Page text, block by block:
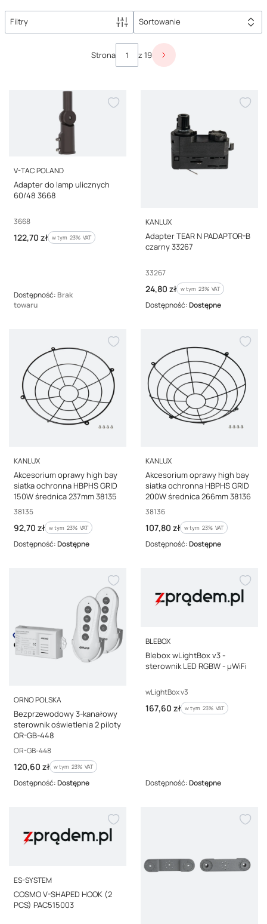
Filtry Sortowanie
Lista produktówStrona z 19 Następne produkty
PRODUCENT
V-TAC POLAND
Adapter do lamp ulicznych
60/48 3668
Kod producenta
3668
Cena brutto
122,70 zł w tym %s VAT
w tym 23% VAT
Dostępność: Brak
towaru
PRODUCENT
KANLUX
Adapter TEAR N PADAPTOR-B
czarny 33267
Kod producenta
33267
Cena brutto
24,80 zł w tym %s VAT
w tym 23% VAT
Dostępność:Dostępne
PRODUCENT
KANLUX
Akcesorium oprawy high bay
siatka ochronna HBPHS GRID
150W średnica 237mm 38135
Kod producenta
38135
Cena brutto
92,70 zł w tym %s VAT
w tym 23% VAT
Dostępność:Dostępne
PRODUCENT
KANLUX
Akcesorium oprawy high bay
siatka ochronna HBPHS GRID
200W średnica 266mm 38136
Kod producenta
38136
Cena brutto
107,80 zł w tym %s VAT
w tym 23% VAT
Dostępność:Dostępne
PRODUCENT
ORNO POLSKA
Bezprzewodowy 3-kanałowy
sterownik oświetlenia 2 piloty
OR-GB-448
Kod producenta
OR-GB-448
Cena brutto
120,60 zł w tym %s VAT
w tym 23% VAT
Dostępność:Dostępne
PRODUCENT
BLEBOX
Blebox wLightBox v3 -
sterownik LED RGBW - µWiFi
Kod producenta
wLightBox v3
Cena brutto
167,60 zł w tym %s VAT
w tym 23% VAT
Dostępność:Dostępne
PRODUCENT
ES-SYSTEM
COSMO V-SHAPED HOOK (2
PCS) PAC515003